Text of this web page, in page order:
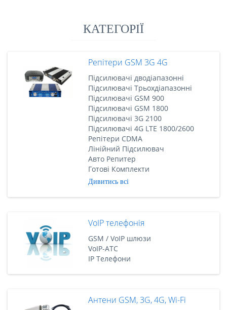
КАТЕГОРІЇ
Репітери GSM 3G 4G
Підсилювачі дводіапазонні
Підсилювачі Трьохдіапазонні
Підсилювачі GSM 900
Підсилювачі GSM 1800
Підсилювачі 3G 2100
Підсилювачі 4G LTE 1800/2600
Репітери CDMA
Лінійний Підсилювач
Авто Репитер
Готові Комплекти
Дивитись всі
VoIP телефонія
GSM / VoIP шлюзи
VoIP-АТС
IP Телефони
Антени GSM, 3G, 4G, Wi-Fi